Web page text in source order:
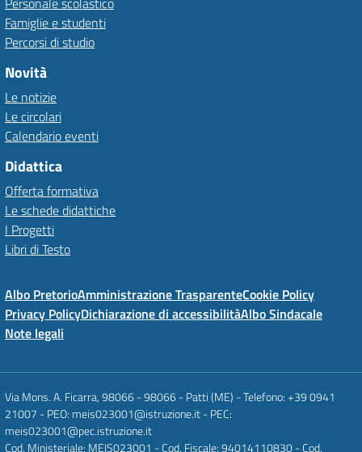
Famiglie e studenti
Percorsi di studio
Novità
Le notizie
Le circolari
Calendario eventi
Didattica
Offerta formativa
Le schede didattiche
I Progetti
Libri di Testo
Albo PretorioAmministrazione TrasparenteCookie Policy
Privacy PolicyDichiarazione di accessibilitàAlbo Sindacale
Note legali
Via Mons. A. Ficarra, 98066 - 98066 - Patti (ME) - Telefono: +39 0941
21007 - PEO: meis023001@istruzione.it - PEC:
meis023001@pec.istruzione.it
Cod. Ministeriale: MEIS023001 - Cod. Fiscale: 94014110830 - Cod.